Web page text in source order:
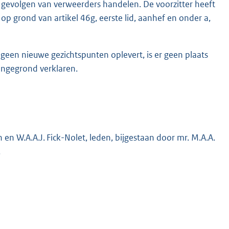
van verweerders handelen. De voorzitter heeft
grond van artikel 46g, eerste lid, aanhef en onder a,
nieuwe gezichtspunten oplevert, is er geen plaats
verklaren.
W.A.A.J. Fick-Nolet, leden, bijgestaan door mr. M.A.A.